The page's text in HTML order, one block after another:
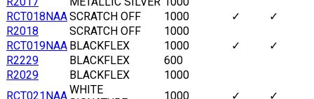
RCT018NAASCRATCH OFF 1000 ✓
✓
R2018
SCRATCH OFF
1000
RCT019NAA BLACKFLEX 1000 ✓
✓
R2229
BLACKFLEX
600
R2029
BLACKFLEX
1000
RCT021NAAWHITE
1000 ✓ ✓